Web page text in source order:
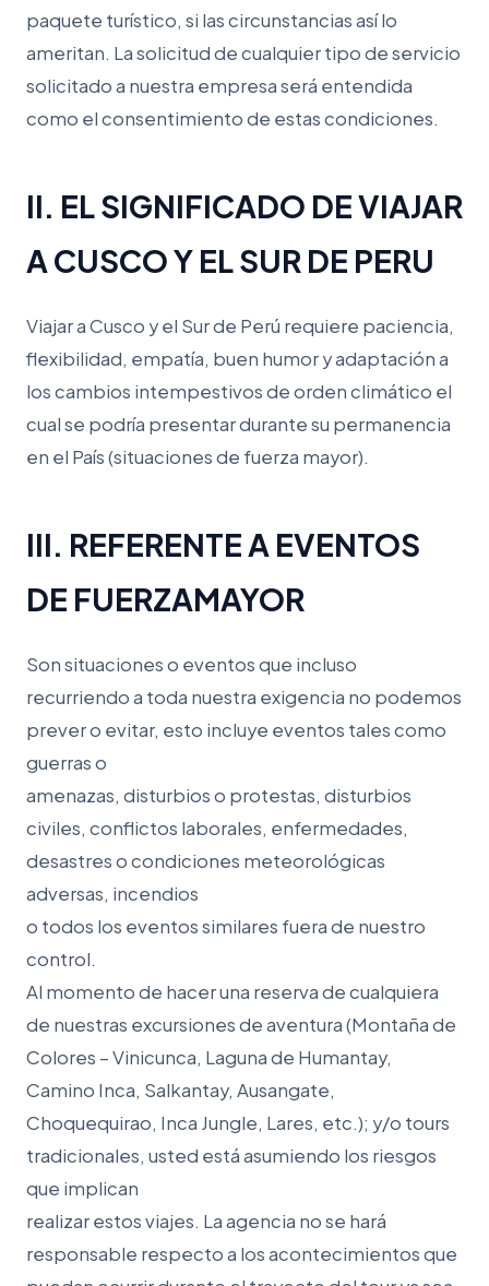
paquete turístico, si las circunstancias así lo
ameritan. La solicitud de cualquier tipo de servicio
solicitado a nuestra empresa será entendida
como el consentimiento de estas condiciones.
II. EL SIGNIFICADO DE VIAJAR
A CUSCO Y EL SUR DE PERU
Viajar a Cusco y el Sur de Perú requiere paciencia,
flexibilidad, empatía, buen humor y adaptación a
los cambios intempestivos de orden climático el
cual se podría presentar durante su permanencia
en el País (situaciones de fuerza mayor).
III. REFERENTE A EVENTOS
DE FUERZAMAYOR
Son situaciones o eventos que incluso
recurriendo a toda nuestra exigencia no podemos
prever o evitar, esto incluye eventos tales como
guerras o
amenazas, disturbios o protestas, disturbios
civiles, conflictos laborales, enfermedades,
desastres o condiciones meteorológicas
adversas, incendios
o todos los eventos similares fuera de nuestro
control.
Al momento de hacer una reserva de cualquiera
de nuestras excursiones de aventura (Montaña de
Colores – Vinicunca, Laguna de Humantay,
Camino Inca, Salkantay, Ausangate,
Choquequirao, Inca Jungle, Lares, etc.); y/o tours
tradicionales, usted está asumiendo los riesgos
que implican
realizar estos viajes. La agencia no se hará
responsable respecto a los acontecimientos que